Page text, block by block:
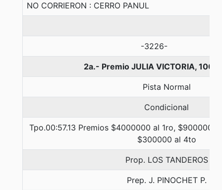
NO CORRIERON : CERRO PANUL
-3226-
2a.- Premio JULIA VICTORIA,
Pista Normal
Condicional
Tpo.00:57.13 Premios $4000000 al 1ro, $900000
$300000 al 4to
Prop. LOS TANDEROS
Prep. J. PINOCHET P.